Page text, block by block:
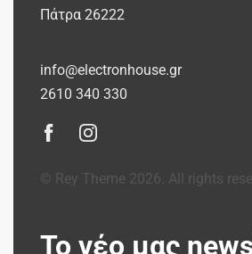
Πάτρα 26222
info@electronhouse.gr
2610 340 330
© Rey Theme 2026. All rights
Το νέο μας